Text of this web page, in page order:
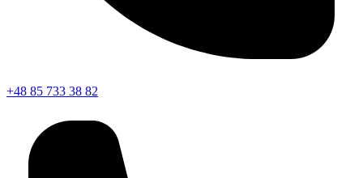
+48 85 733 38 82